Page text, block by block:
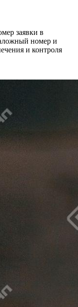
заявки в
номер и
и контроля